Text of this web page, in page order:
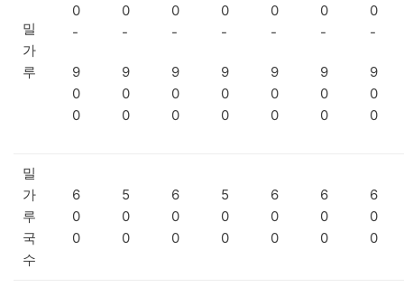
밀
가
루
0
-
9
0
0
0
-
9
0
0
0
-
9
0
0
0
-
9
0
0
0
-
9
0
0
0
-
9
0
0
0
-
9
0
0
밀
가
루
국
수
6
0
0
5
0
0
6
0
0
5
0
0
6
0
0
6
0
0
6
0
0